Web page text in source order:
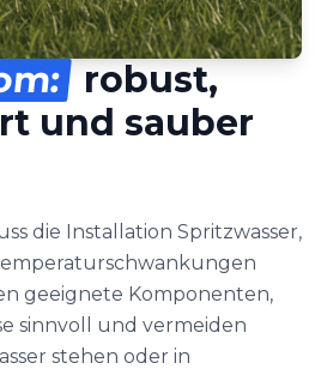
robust,
und sauber
die Installation Spritzwasser,
geeignete Komponenten,
sinnvoll und vermeiden
stehen oder in